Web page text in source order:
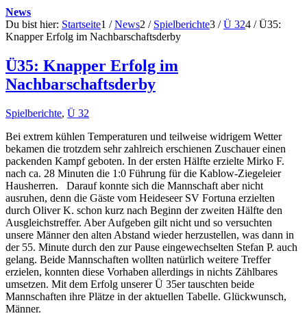
News
Du bist hier: Startseite1 / News2 / Spielberichte3 / Ü 324 / Ü35:
Knapper Erfolg im Nachbarschaftsderby
Ü35: Knapper Erfolg im
Nachbarschaftsderby
Spielberichte, Ü 32
Bei extrem kühlen Temperaturen und teilweise widrigem Wetter
bekamen die trotzdem sehr zahlreich erschienen Zuschauer einen
packenden Kampf geboten. In der ersten Hälfte erzielte Mirko F.
nach ca. 28 Minuten die 1:0 Führung für die Kablow-Ziegeleier
Hausherren. Darauf konnte sich die Mannschaft aber nicht
ausruhen, denn die Gäste vom Heideseer SV Fortuna erzielten
durch Oliver K. schon kurz nach Beginn der zweiten Hälfte den
Ausgleichstreffer. Aber Aufgeben gilt nicht und so versuchten
unsere Männer den alten Abstand wieder herzustellen, was dann in
der 55. Minute durch den zur Pause eingewechselten Stefan P. auch
gelang. Beide Mannschaften wollten natürlich weitere Treffer
erzielen, konnten diese Vorhaben allerdings in nichts Zählbares
umsetzen. Mit dem Erfolg unserer Ü 35er tauschten beide
Mannschaften ihre Plätze in der aktuellen Tabelle. Glückwunsch,
Männer.